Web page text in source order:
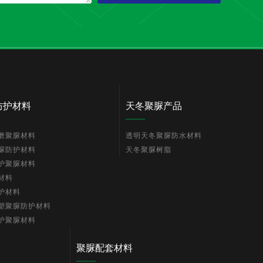
护材料
聚脲材料
防护材料
聚脲材料
料
材料
聚脲防护材料
聚脲材料
天冬聚脲产品
透明天冬聚脲防水材料
天冬聚脲树脂
聚脲配套材料